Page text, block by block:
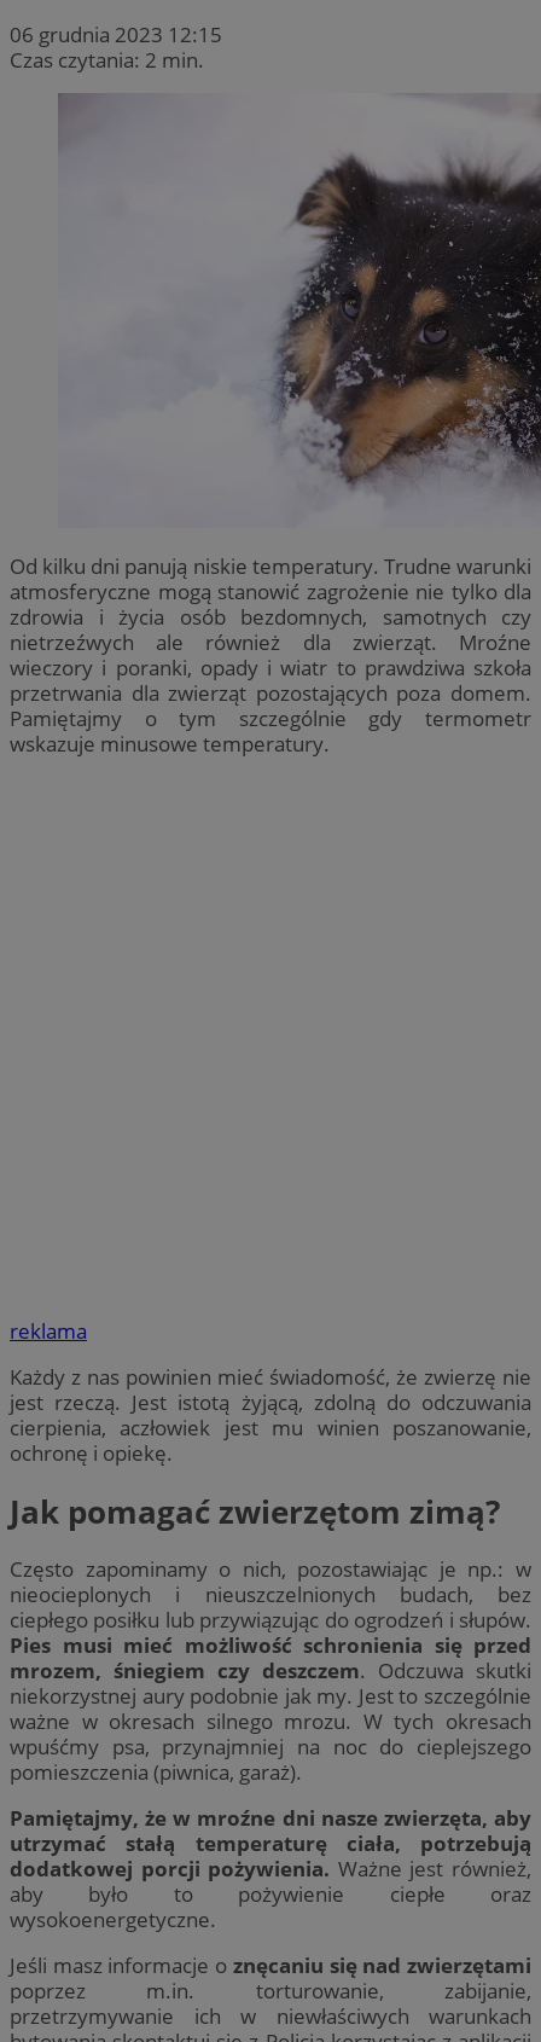
06 grudnia 2023 12:15
Czas czytania: 2 min.
Od kilku dni panują niskie temperatury. Trudne warunki
atmosferyczne mogą stanowić zagrożenie nie tylko dla
zdrowia i życia osób bezdomnych, samotnych czy
nietrzeźwych ale również dla zwierząt. Mroźne
wieczory i poranki, opady i wiatr to prawdziwa szkoła
przetrwania dla zwierząt pozostających poza domem.
Pamiętajmy o tym szczególnie gdy termometr
wskazuje minusowe temperatury.
reklama
Każdy z nas powinien mieć świadomość, że zwierzę nie
jest rzeczą. Jest istotą żyjącą, zdolną do odczuwania
cierpienia, aczłowiek jest mu winien poszanowanie,
ochronę i opiekę.
Jak pomagać zwierzętom zimą?
Często zapominamy o nich, pozostawiając je np.: w
nieocieplonych i nieuszczelnionych budach, bez
ciepłego posiłku lub przywiązując do ogrodzeń i słupów.
Pies musi mieć możliwość schronienia się przed
mrozem, śniegiem czy deszczem. Odczuwa skutki
niekorzystnej aury podobnie jak my. Jest to szczególnie
ważne w okresach silnego mrozu. W tych okresach
wpuśćmy psa, przynajmniej na noc do cieplejszego
pomieszczenia (piwnica, garaż).
Pamiętajmy, że w mroźne dni nasze zwierzęta, aby
utrzymać stałą temperaturę ciała, potrzebują
dodatkowej porcji pożywienia. Ważne jest również,
aby było to pożywienie ciepłe oraz
wysokoenergetyczne.
Jeśli masz informacje o znęcaniu się nad zwierzętami
poprzez m.in. torturowanie, zabijanie,
przetrzymywanie ich w niewłaściwych warunkach